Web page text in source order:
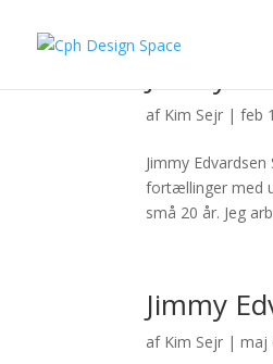
af Kim Sejr |feb
Jimmy
fortællinger med
små 20 år. Jeg
Jimmy
af Kim Sejr |maj